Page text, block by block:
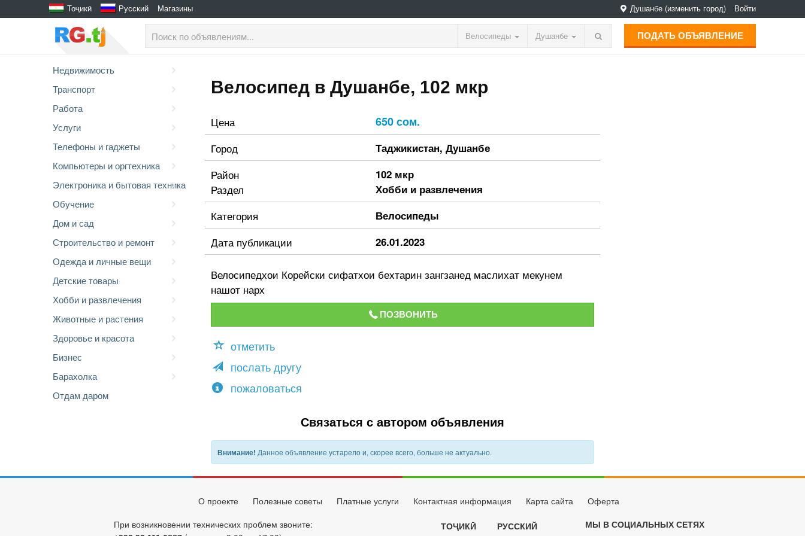
Тоҷикӣ Русский Магазины Душанбе (изменить город) Войти
Велосипеды Душанбе ПОДАТЬ ОБЪЯВЛЕНИЕ
Недвижимость
Транспорт
Работа
Услуги
Телефоны и гаджеты
Компьютеры и оргтехника
Электроника и бытовая техника
Обучение
Дом и сад
Строительство и ремонт
Одежда и личные вещи
Детские товары
Хобби и развлечения
Животные и растения
Здоровье и красота
Бизнес
Барахолка
Отдам даром
Велосипед в Душанбе, 102 мкр
Цена 650 сом.
Город Таджикистан, Душанбе
Район 102 мкр
Раздел Хобби и развлечения
Категория Велосипеды
Дата публикации 26.01.2023
Велосипедхои Корейски сифатхои бехтарин зангзанед маслихат мекунем
нашот нарх
ПОЗВОНИТЬ
отметить
послать другу
пожаловаться
Связаться с автором объявления
Внимание! Данное объявление устарело и, скорее всего, больше не актуально.
О проекте Полезные советы Платные услуги Контактная информация Карта сайта Оферта
При возникновении технических проблем звоните: ТОҶИКӢ РУССКИЙ МЫ В СОЦИАЛЬНЫХ СЕТЯХ